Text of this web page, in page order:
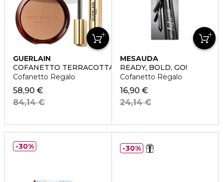
GUERLAIN
COFANETTO TERRACOTTA X NOIR G
Cofanetto Regalo
58,90 €
84,14 €
MESAUDA
READY, BOLD, GO!
Cofanetto Regalo
16,90 €
24,14 €
30% 30%